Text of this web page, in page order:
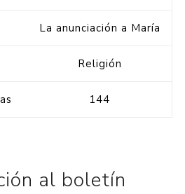
La anunciación a María
Religión
144
al boletín